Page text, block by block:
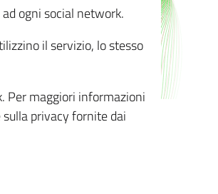
ogni social network.
il servizio, lo stesso
Per maggiori informazioni
privacy fornite dai